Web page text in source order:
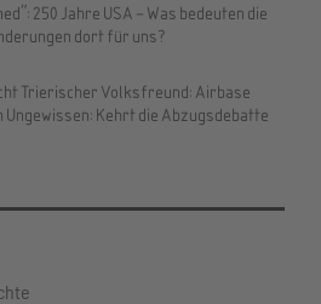
250 Jahre USA – Was bedeuten die
dort für uns?
Trierischer Volksfreund: Airbase
Ungewissen: Kehrt die Abzugsdebatte